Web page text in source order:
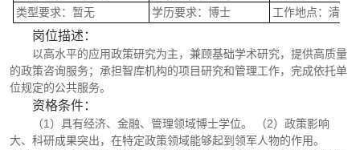
类型要求：暂无
学历要求：博士 工作地点：清华
岗位描述：
以高水平的应用政策研究为主，兼顾基础学术研究，提供高质量
的政策咨询服务；承担智库机构的项目研究和管理工作，完成依托单
位规定的公共服务。
资格条件：
（1 ）具有经济、金融、管理领域博士学位。 （2）政策影响
大、科研成果突出，在特定政策领域能够起到领军人物的作用。